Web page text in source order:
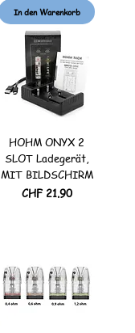
In den Warenkorb
HOHM ONYX 2
SLOT Ladegerät,
MIT BILDSCHIRM
Preis
CHF 21.90